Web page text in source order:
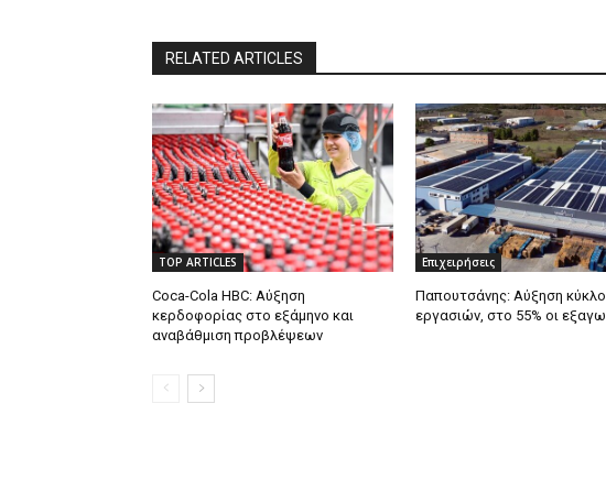
RELATED ARTICLES
TOP ARTICLES
Coca-Cola HBC: Αύξηση
κερδοφορίας στο εξάμηνο και
αναβάθμιση προβλέψεων
Επιχειρήσεις
Παπουτσάνης: Αύξηση
εργασιών, στο 55% οι